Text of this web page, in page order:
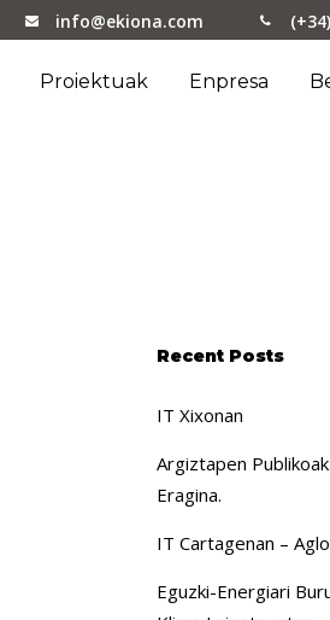
info@ekiona.com
Proiektuak Enpresa
Recent Posts
IT Xixonan
Argiztapen
Eragina.
IT Cartagenan –
Eguzki-Energiari